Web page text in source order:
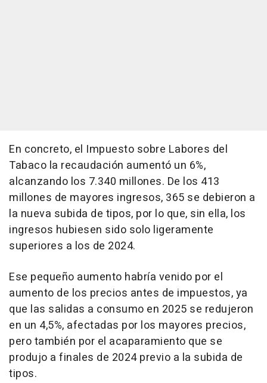
En concreto, el Impuesto sobre Labores del
Tabaco la recaudación aumentó un 6%,
alcanzando los 7.340 millones. De los 413
millones de mayores ingresos, 365 se debieron a
la nueva subida de tipos, por lo que, sin ella, los
ingresos hubiesen sido solo ligeramente
superiores a los de 2024.
Ese pequeño aumento habría venido por el
aumento de los precios antes de impuestos, ya
que las salidas a consumo en 2025 se redujeron
en un 4,5%, afectadas por los mayores precios,
pero también por el acaparamiento que se
produjo a finales de 2024 previo a la subida de
tipos.